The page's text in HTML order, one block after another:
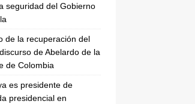
seguridad del Gobierno
de la recuperación del
de Abelardo de la
de Colombia
es presidente de
presidencial en